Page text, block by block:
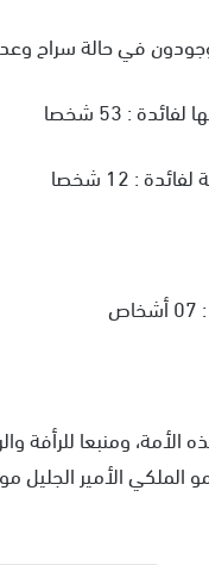
وعددهم 165 شخصا موزعين
: 53 شخصا
: 12 شخصا
الأمة، ومنبعا للرأفة
الأمير الجليل